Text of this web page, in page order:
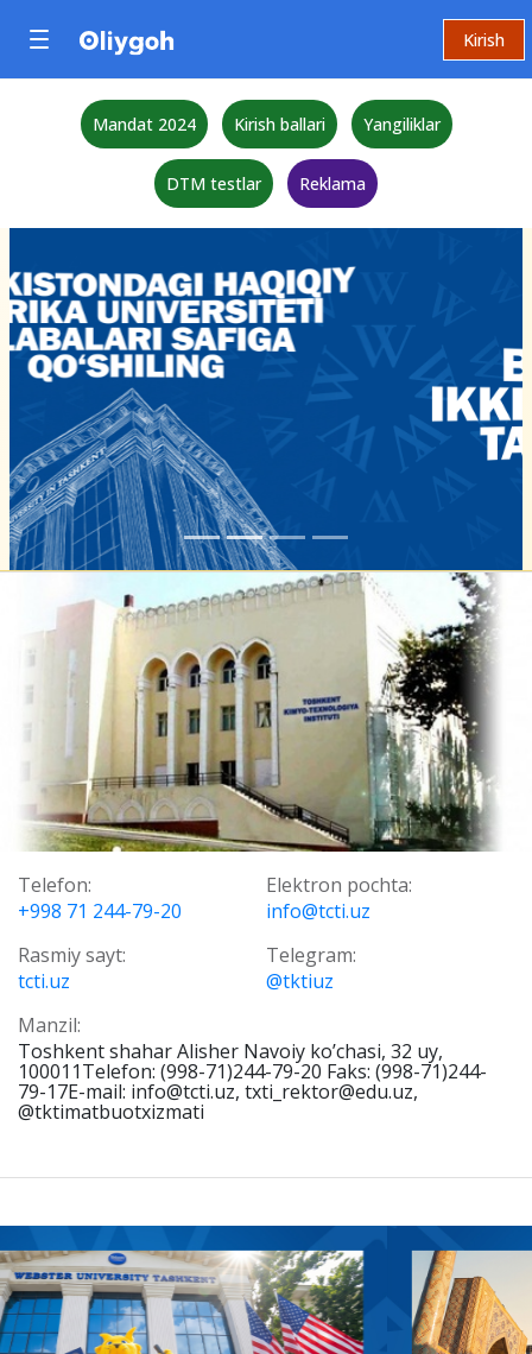
Kirish
Mandat 2024 Kirish ballari Yangiliklar
DTM testlar Reklama
Telefon:
+998 71 244-79-20
Elektron pochta:
info@tcti.uz
Rasmiy sayt:
tcti.uz
Telegram:
@tktiuz
Manzil:
Toshkent shahar Alisher Navoiy ko’chasi, 32 uy,
100011Telefon: (998-71)244-79-20 Faks: (998-71)244-
79-17E-mail: info@tcti.uz, txti_rektor@edu.uz,
@tktimatbuotxizmati